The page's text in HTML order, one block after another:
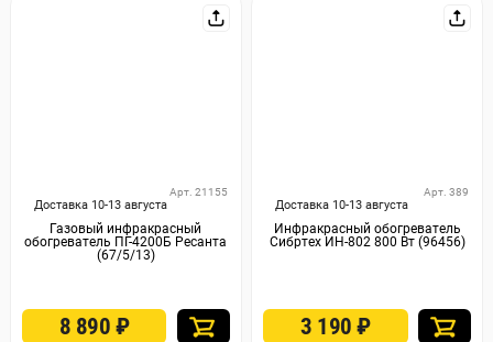
Доставка 10-13 августа
Арт. 21155
Газовый инфракрасный
обогреватель ПГ-4200Б Ресанта
(67/5/13)
8 890 ₽
Доставка 10-13 августа
Арт. 389
Инфракрасный обогреватель
Сибртех ИН-802 800 Вт (96456)
3 190₽